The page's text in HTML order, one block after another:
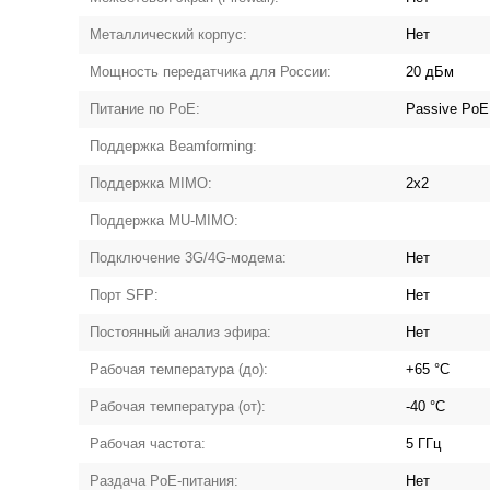
Металлический корпус: Нет
Мощность передатчика для России: 20 дБм
Питание по PoE: Passive
Поддержка Beamforming:
Поддержка MIMO: 2x2
Поддержка MU-MIMO:
Подключение 3G/4G-модема: Нет
Порт SFP: Нет
Постоянный анализ эфира: Нет
Рабочая температура (до): +65 °C
Рабочая температура (от): -40 °C
Рабочая частота: 5 ГГц
Раздача PoE-питания: Нет